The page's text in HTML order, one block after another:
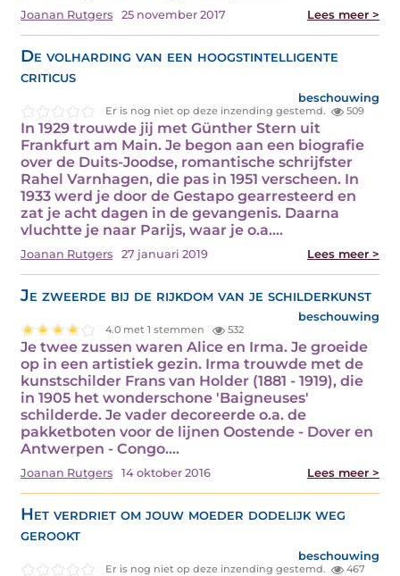
Joanan Rutgers 25 november 2017 Lees meer >
De volharding van een hoogstintelligente
criticus
beschouwing
Er is nog niet op deze inzending gestemd. 509
In 1929 trouwde jij met Günther Stern uit
Frankfurt am Main. Je begon aan een biografie
over de Duits-Joodse, romantische schrijfster
Rahel Varnhagen, die pas in 1951 verscheen. In
1933 werd je door de Gestapo gearresteerd en
zat je acht dagen in de gevangenis. Daarna
vluchtte je naar Parijs, waar je o.a.…
Joanan Rutgers 27 januari 2019 Lees meer >
Je zweerde bij de rijkdom van je schilderkunst
beschouwing
4.0 met 1 stemmen 532
Je twee zussen waren Alice en Irma. Je groeide
op in een artistiek gezin. Irma trouwde met de
kunstschilder Frans van Holder (1881 - 1919), die
in 1905 het wonderschone 'Baigneuses'
schilderde. Je vader decoreerde o.a. de
pakketboten voor de lijnen Oostende - Dover en
Antwerpen - Congo.…
Joanan Rutgers 14 oktober 2016 Lees meer >
Het verdriet om jouw moeder dodelijk weg
gerookt
beschouwing
Er is nog niet op deze inzending gestemd. 467